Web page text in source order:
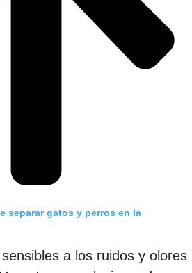
separar gatos y perros en la
a los ruidos y olores